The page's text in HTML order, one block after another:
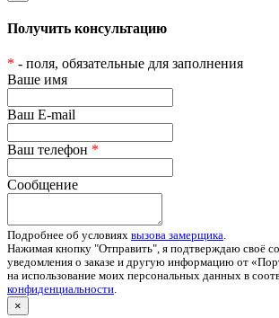
Получить консультацию
* - поля, обязательные для заполнения
Ваше имя
Ваш E-mail
Ваш телефон *
Сообщение
Подробнее об условиях вызова замерщика.
Нажимая кнопку "Отправить", я подтверждаю своё
уведомления о заказе и другую информацию от
на использование моих персональных данных в
конфиденциальности.
×